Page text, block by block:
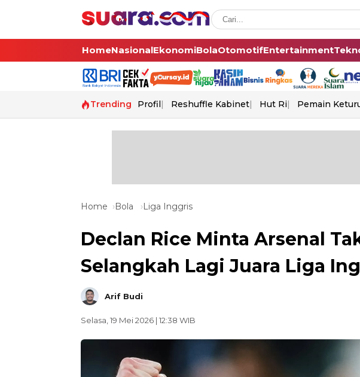
HomeNasionalEkonomiBolaOtomotifEntertainment
Trending Profil Reshuffle Kabinet Hut Ri Pemain
Home Bola Liga Inggris
Declan Rice Minta Arsenal
Selangkah Lagi Juara Liga
Arif Budi
Selasa, 19 Mei 2026 | 12:38 WIB